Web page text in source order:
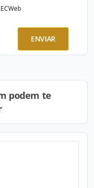
ENVIAR
podem te